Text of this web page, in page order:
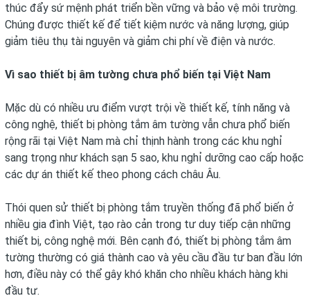
thúc đẩy sứ mệnh phát triển bền vững và bảo vệ môi trường.
Chúng được thiết kế để tiết kiệm nước và năng lượng, giúp
giảm tiêu thụ tài nguyên và giảm chi phí về điện và nước.
Vì sao thiết bị âm tường chưa phổ biến tại Việt Nam
Mặc dù có nhiều ưu điểm vượt trội về thiết kế, tính năng và
công nghệ, thiết bị phòng tắm âm tường vẫn chưa phổ biến
rộng rãi tại Việt Nam mà chỉ thịnh hành trong các khu nghỉ
sang trọng như khách sạn 5 sao, khu nghỉ dưỡng cao cấp hoặc
các dự án thiết kế theo phong cách châu Âu.
Thói quen sử thiết bị phòng tắm truyền thống đã phổ biến ở
nhiều gia đình Việt, tạo rào cản trong tư duy tiếp cận những
thiết bị, công nghệ mới. Bên cạnh đó, thiết bị phòng tắm âm
tường thường có giá thành cao và yêu cầu đầu tư ban đầu lớn
hơn, điều này có thể gây khó khăn cho nhiều khách hàng khi
đầu tư.